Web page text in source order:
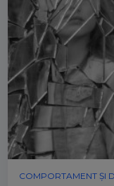
COMPORTAMENT ȘI